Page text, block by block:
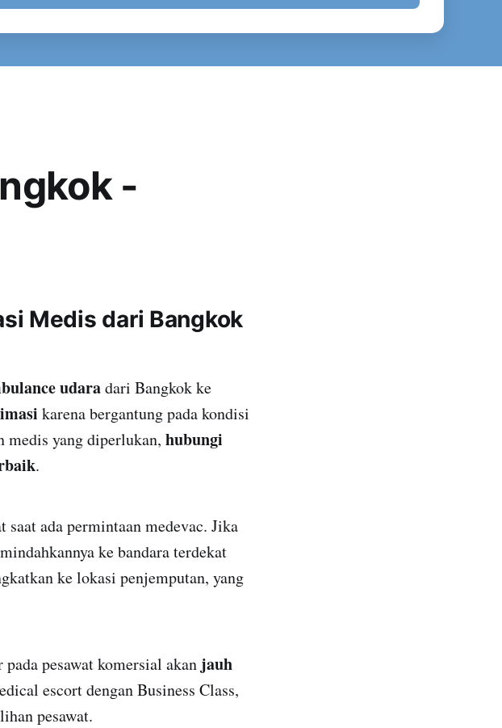
-
Medis dari Bangkok
udaradari Bangkok ke
karena bergantung pada kondisi
medis yang diperlukan, hubungi
.
ada permintaan medevac. Jika
ke bandara terdekat
ke lokasi penjemputan, yang
pesawat komersial akan jauh
escort dengan Business Class,
pesawat.